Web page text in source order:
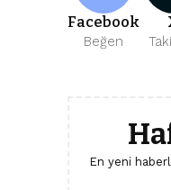
Facebook
Beğen
En yeni